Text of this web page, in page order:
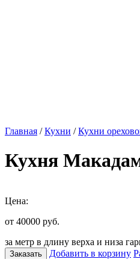
Главная /Кухни /Кухни
Кухня
Цена:
от 40000 руб.
за метр в длину верха и низа
Заказать Добавить в корзину